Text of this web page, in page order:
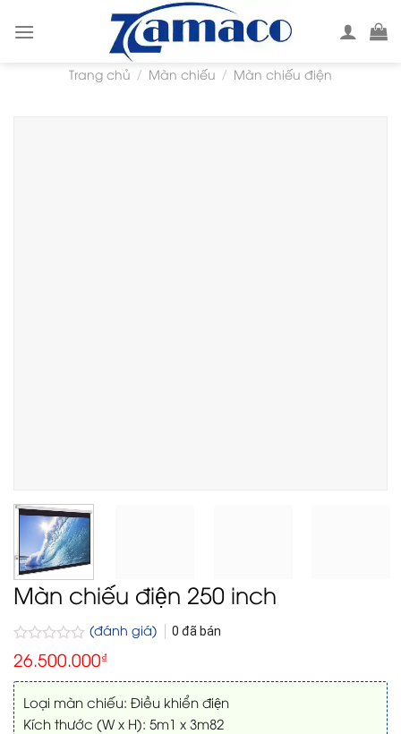
Trang chủ / Màn chiếu / Màn chiếu điện
Màn chiếu điện 250 inch
Được
xếp
hạng
0
5
sao
(đánh giá) 0 đã bán
26.500.000₫
Loại màn chiếu: Điều khiển điện
Kích thước (W x H): 5m1 x 3m82